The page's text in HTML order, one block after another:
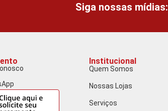
Siga nossas mídias:
Institucional
Quem Somos
Nossas Lojas
Serviços